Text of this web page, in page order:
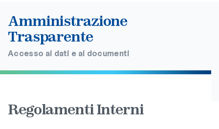
Amministrazione
Trasparente
Accesso ai dati e ai documenti
Regolamenti Interni